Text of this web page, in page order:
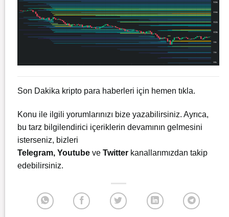
Son Dakika kripto para haberleri için hemen tıkla.
Konu ile ilgili yorumlarınızı bize yazabilirsiniz. Ayrıca,
bu tarz bilgilendirici içeriklerin devamının gelmesini
isterseniz, bizleri
Telegram, Youtube ve Twitter kanallarımızdan takip
edebilirsiniz.